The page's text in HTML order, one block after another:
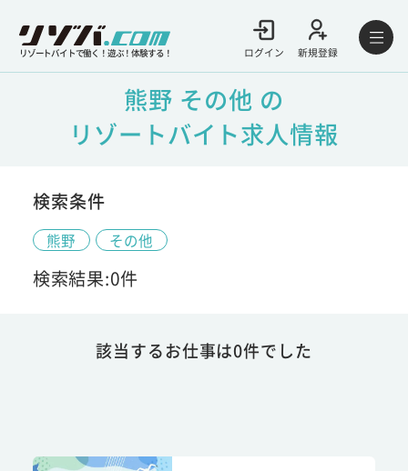
リゾートバイトで働く！遊ぶ！体験する！ ログイン 新規登録
熊野 その他 の
リゾートバイト求人情報
検索条件
熊野 その他
検索結果:0件
該当するお仕事は0件でした